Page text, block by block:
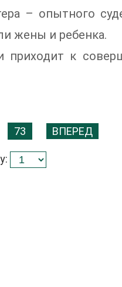
– опытного
жены и ребенка.
приходит к
73 ВПЕРЕД